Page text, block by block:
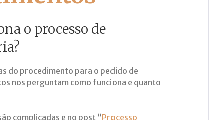
o processo de
do procedimento para o pedido de
nos perguntam como funciona e quanto
complicadas e no post “Processo